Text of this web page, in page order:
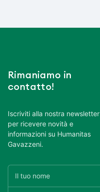
Rimaniamo in
contatto!
Iscriviti alla nostra newsletter
per ricevere novità e
informazioni su Humanitas
Gavazzeni.